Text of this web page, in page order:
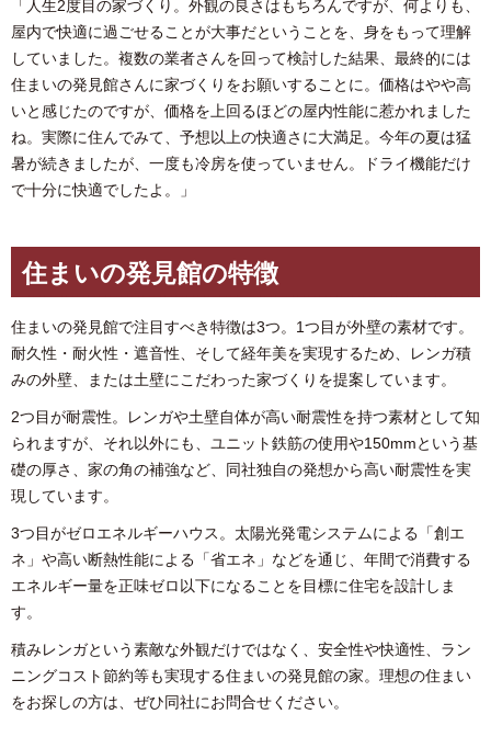
「人生2度目の家づくり。外観の良さはもちろんですが、何よりも、
屋内で快適に過ごせることが大事だということを、身をもって理解
していました。複数の業者さんを回って検討した結果、最終的には
住まいの発見館さんに家づくりをお願いすることに。価格はやや高
いと感じたのですが、価格を上回るほどの屋内性能に惹かれました
ね。実際に住んでみて、予想以上の快適さに大満足。今年の夏は猛
暑が続きましたが、一度も冷房を使っていません。ドライ機能だけ
で十分に快適でしたよ。」
住まいの発見館の特徴
住まいの発見館で注目すべき特徴は3つ。1つ目が外壁の素材です。
耐久性・耐火性・遮音性、そして経年美を実現するため、レンガ積
みの外壁、または土壁にこだわった家づくりを提案しています。
2つ目が耐震性。レンガや土壁自体が高い耐震性を持つ素材として知
られますが、それ以外にも、ユニット鉄筋の使用や150mmという基
礎の厚さ、家の角の補強など、同社独自の発想から高い耐震性を実
現しています。
3つ目がゼロエネルギーハウス。太陽光発電システムによる「創エ
ネ」や高い断熱性能による「省エネ」などを通じ、年間で消費する
エネルギー量を正味ゼロ以下になることを目標に住宅を設計しま
す。
積みレンガという素敵な外観だけではなく、安全性や快適性、ラン
ニングコスト節約等も実現する住まいの発見館の家。理想の住まい
をお探しの方は、ぜひ同社にお問合せください。